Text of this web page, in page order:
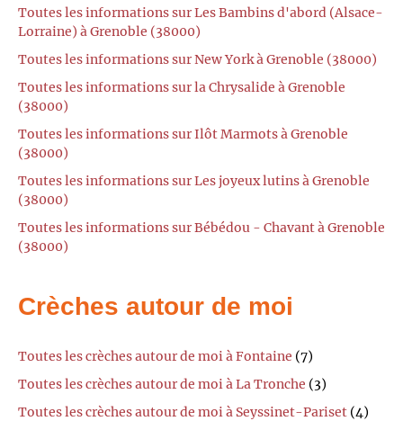
Toutes les informations sur Les Bambins d'abord (Alsace-
Lorraine) à Grenoble (38000)
Toutes les informations sur New York à Grenoble (38000)
Toutes les informations sur la Chrysalide à Grenoble
(38000)
Toutes les informations sur Ilôt Marmots à Grenoble
(38000)
Toutes les informations sur Les joyeux lutins à Grenoble
(38000)
Toutes les informations sur Bébédou - Chavant à Grenoble
(38000)
Crèches autour de moi
Toutes les crèches autour de moi à Fontaine (7)
Toutes les crèches autour de moi à La Tronche (3)
Toutes les crèches autour de moi à Seyssinet-Pariset (4)